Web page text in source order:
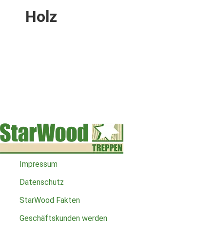
Holz
Impressum
Datenschutz
StarWood Fakten
Geschäftskunden werden